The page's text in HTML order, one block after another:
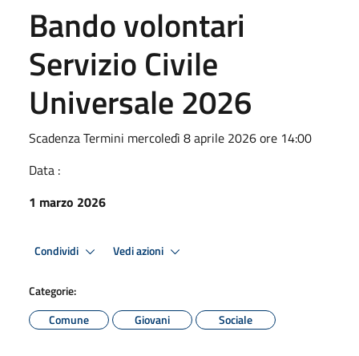
Bando volontari
Servizio Civile
Universale 2026
Scadenza Termini mercoledì 8 aprile 2026 ore 14:00
Data :
1 marzo 2026
Condividi Vedi azioni
Categorie:
Comune
Giovani Sociale